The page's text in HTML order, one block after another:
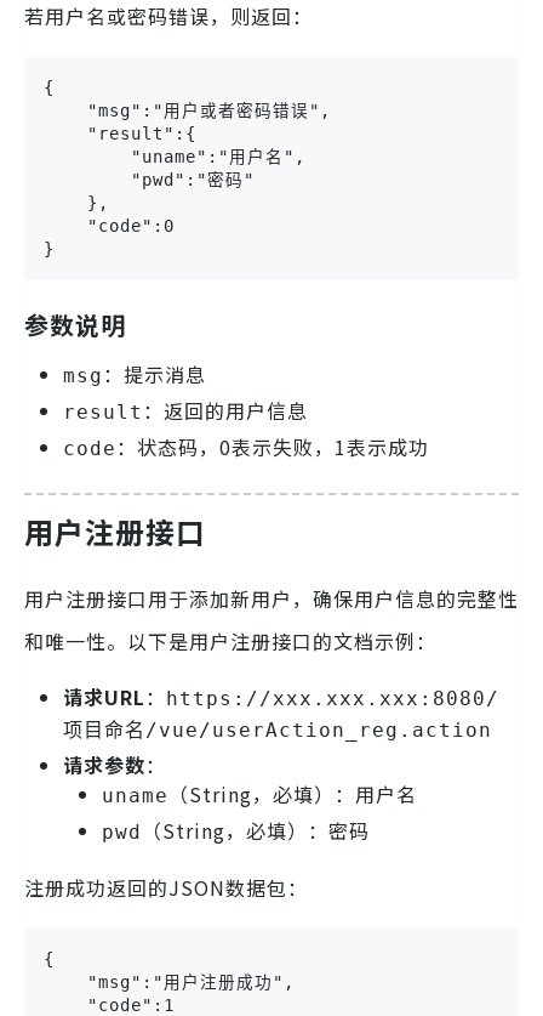
若用户名或密码错误，则返回：
{
    "msg":"用户或者密码错误",
    "result":{
        "uname":"用户名",
        "pwd":"密码"
    },
    "code":0
}
参数说明
msg ：提示消息
result ：返回的用户信息
code ：状态码，0表示失败，1表示成功
用户注册接口
用户注册接口用于添加新用户，确保用户信息的完整性
和唯一性。以下是用户注册接口的文档示例：
请求URL：
https://xxx.xxx.xxx:8080/
项目命名/vue/userAction_reg.action
请求参数：
uname （String，必填）：用户名
pwd
（String，必填）：密码
注册成功返回的JSON数据包：
{
    "msg":"用户注册成功",
    "code":1